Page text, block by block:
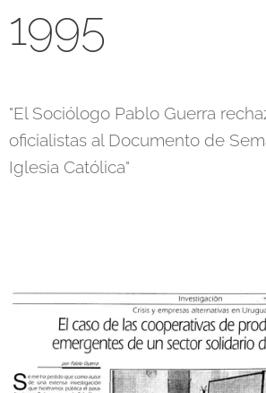
1995
"El Sociólogo Pablo Guerra
oficialistas al Documento de
Iglesia Católica"